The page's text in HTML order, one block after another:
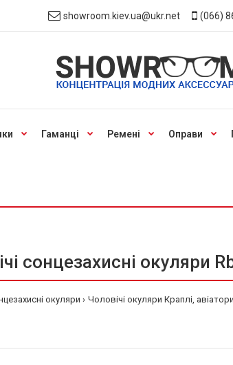
showroom.kiev.ua@ukr.net (066)
Гаманці Ремені Оправи
сонцезахисні окуляри
окуляри Чоловічі окуляри Краплі, авіатори